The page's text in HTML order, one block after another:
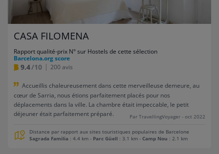
CASA FILOMENA
Rapport qualité-prix N° sur Hostels de cette sélection
Barcelona.org score
9.4/10 200 avis
Accueillis chaleureusement dans cette merveilleuse demeure, au
cœur de Sarria, nous étions parfaitement placés pour nos
déplacements dans la ville. La chambre était impeccable, le petit
déjeuner était parfaitement préparé.
Par TravellingVoyager - oct 2022
Distance par rapport aux sites touristiques populaires de Barcelone
Sagrada Familia : 4.4 km - Parc Güell : 3.1 km - Camp Nou : 2.1 km